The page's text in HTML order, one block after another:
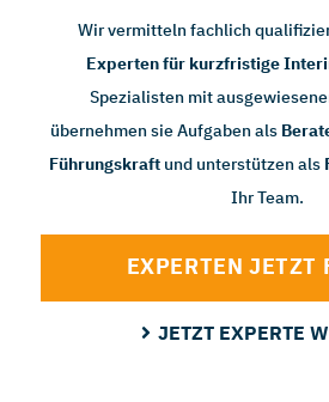
Wir vermitteln fachlich
Experten für kurzfristige
Spezialisten mit
übernehmen sie Aufgaben als
Führungskraft und unterstützen als
Ihr Team.
EXPERTEN JETZT
JETZT EXPERTE